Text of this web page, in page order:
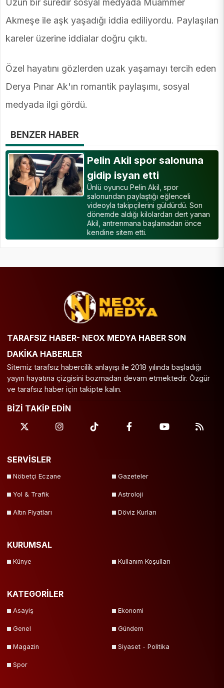
Uzun bir süredir sosyal medyada Muammer
Akmeşe ile aşk yaşadığı iddia ediliyordu. Paylaşılan
kareler üzerine iddialar doğru çıktı.
Özel hayatını gözlerden uzak yaşamayı tercih eden
Derya Pınar Ak'ın romantik paylaşımı, sosyal
medyada ilgi gördü.
BENZER HABER
Pelin Akil spor salonuna
gidip isyan etti
Ünlü oyuncu Pelin Akil, spor
salonundan paylaştığı eğlenceli
videoyla takipçilerini güldürdü. Son
dönemde aldığı kilolardan dert yanan
Akil, antrenmana başlamadan önce
kendine sitem etti.
TARAFSIZ HABER- NEOX MEDYA HABER SON
DAKİKA HABERLER
Sitemiz tarafsız habercilik anlayışı ile 2018 yılında başladığı
yayın hayatına çizgisini bozmadan devam etmektedir. Özgür
ve tarafsız haber için takipte kalın.
BİZİ TAKİP EDİN
SERVİSLER
Nöbetçi Eczane Gazeteler
Yol & Trafik Astroloji
Altın Fiyatları Döviz Kurları
KURUMSAL
Künye Kullanım Koşulları
KATEGORİLER
Asayiş Ekonomi
Genel Gündem
Magazin Siyaset - Politika
Spor